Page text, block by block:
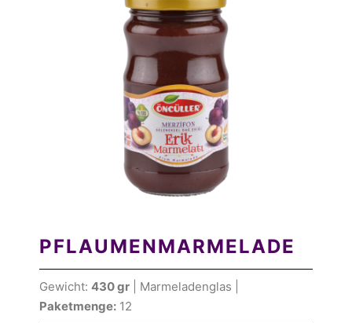
PFLAUMENMARMELADE
Gewicht: 430 gr | Marmeladenglas |
Paketmenge: 12